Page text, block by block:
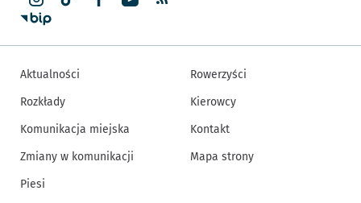
Aktualności
Rozkłady
Komunikacja miejska
Zmiany w komunikacji
Piesi
Rowerzyści
Kierowcy
Kontakt
Mapa strony